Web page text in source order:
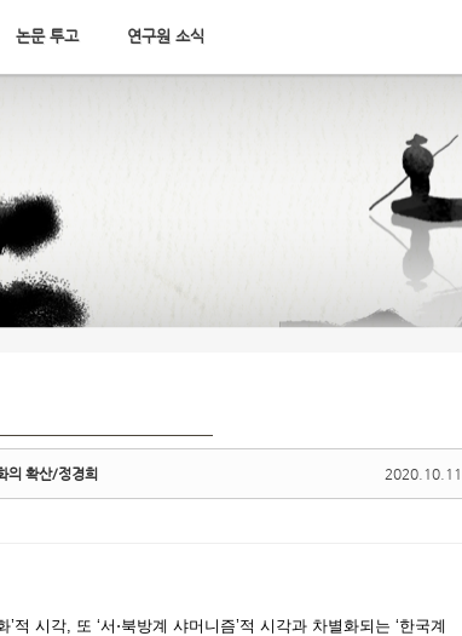
논문 투고 연구원 소식
2020.10.11
의 확산/정경희
적 시각, 또 ‘서⋅북방계 샤머니즘’적 시각과 차별화되는 ‘한국계